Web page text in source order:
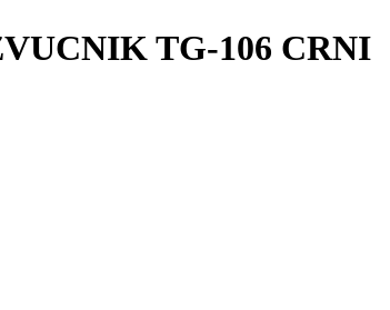
TG-106 CRNI